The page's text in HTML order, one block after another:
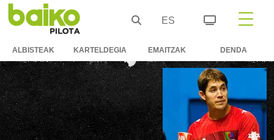
ES
ALBISTEAK KARTELDEGIA EMAITZAK DENDA